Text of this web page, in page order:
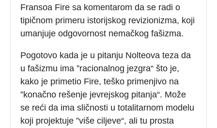
Fransoa Fire sa komentarom da se radi o
tipičnom primeru istorijskog revizionizma, koji
umanjuje odgovornost nemačkog fašizma.
Pogotovo kada je u pitanju Nolteova teza da
u fašizmu ima ”racionalnog jezgra“ što je,
kako je primetio Fire, teško primenjivo na
”konačno rešenje jevrejskog pitanja“. Može
se reći da ima sličnosti u totalitarnom modelu
koji projektuje ”više ciljeve“, ali tu prosta